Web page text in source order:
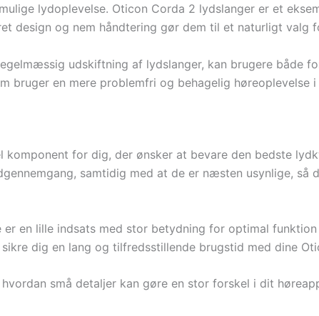
lydoplevelse. Oticon Corda 2 lydslanger er et
design og nem håndtering gør dem til et naturligt valg
udskiftning af lydslanger, kan brugere både
bruger en mere problemfri og behagelig høreoplevelse i
komponent for dig, der ønsker at bevare den bedste
samtidig med at de er næsten usynlige, så
en lille indsats med stor betydning for optimal
dig en lang og tilfredsstillende brugstid med dine
små detaljer kan gøre en stor forskel i dit